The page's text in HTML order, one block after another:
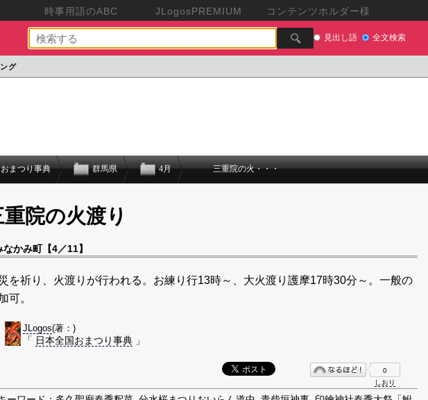
時事用語のABC JLogosPREMIUM コンテンツホルダー様
見出し語 全文検索
グ
まつり事典 群馬県 4月 三重院の火・・・
院の火渡り
かみ町【4／11】
を祈り、火渡りが行われる。お練り行13時～、大火渡り護摩17時30分～。一般の
可。
JLogos(著：)
「 日本全国おまつり事典」
0
しおり